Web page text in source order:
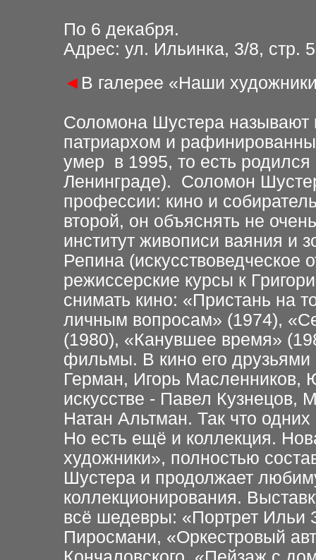
По 6 декабря.
Адрес: ул. Ильинка, 3/8, стр. 5
◄ В галерее «Наши
Соломона Шустера называют
патриархом и
умер в 1995, то есть
Ленинграде). Соломон
профессии: кино и
второй, он объяснять не
институт живописи ваяния и
Репина
режиссерские курсы к
снимать кино: «Пристань на
личным вопросам» (1974),
(1980), «Канувшее время»
фильмы. В кино его
Герман, Игорь Масленников,
искусстве - Павел Кузнецов,
Натан Альтман. Так что
Но есть ещё и коллекция.
художники», полностью
Шустера и продолжает
коллекционирования.
всё шедевры: «Портрет
Пиросмани, «Оркестровый